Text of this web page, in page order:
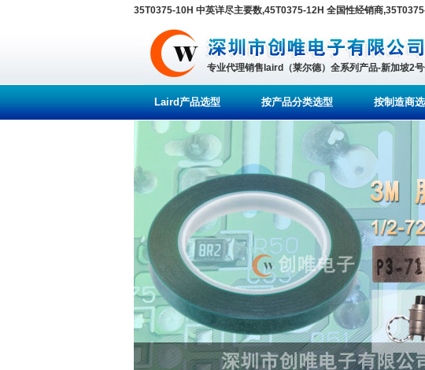
35T0375-10H 中英详尽主要数,45T0375-12H 全国性经销商
专业代理销售laird（莱尔德）全系列产品-新加坡2
Laird产品选型 按产品分类选型 按制造商